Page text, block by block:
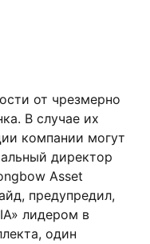
от чрезмерно
В случае их
компании могут
директор
Asset
предупредил,
лидером в
один